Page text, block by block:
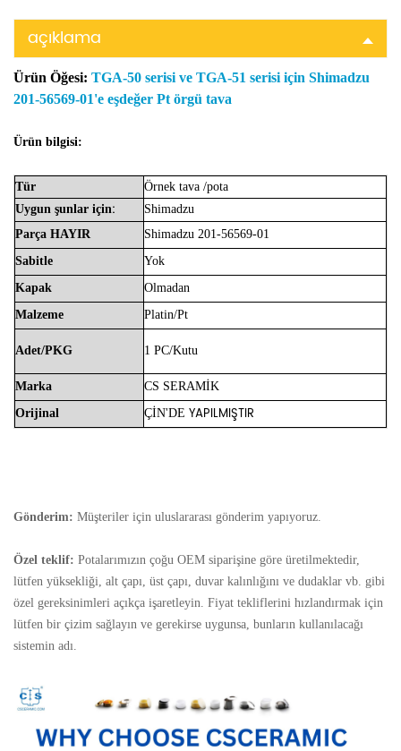
açıklama
Ürün Öğesi: TGA-50 serisi ve TGA-51 serisi için Shimadzu
201-56569-01'e eşdeğer Pt örgü tava
Ürün bilgisi:
Tür Örnek tava /pota
Uygun şunlar için:
Shimadzu
Parça HAYIR Shimadzu 201-56569-01
Sabitle
Yok
Kapak
Olmadan
Malzeme
Platin/Pt
Adet/PKG 1 PC/Kutu
Marka CS SERAMİK
Orijinal
ÇİN'DE YAPILMIŞTIR
Gönderim: Müşteriler için uluslararası gönderim yapıyoruz.
Özel teklif: Potalarımızın çoğu OEM siparişine göre üretilmektedir,
lütfen yüksekliği, alt çapı, üst çapı, duvar kalınlığını ve dudaklar vb. gibi
özel gereksinimleri açıkça işaretleyin. Fiyat tekliflerini hızlandırmak için
lütfen bir çizim sağlayın ve gerekirse uygunsa, bunların kullanılacağı
sistemin adı.